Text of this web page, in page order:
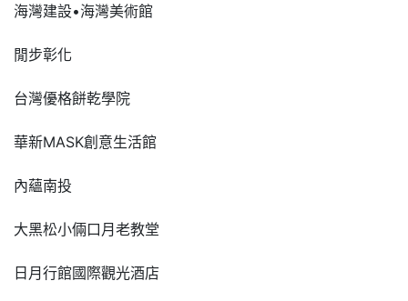
海灣建設•海灣美術館
閒步彰化
台灣優格餅乾學院
華新MASK創意生活館
內蘊南投
大黑松小倆口月老教堂
日月行館國際觀光酒店